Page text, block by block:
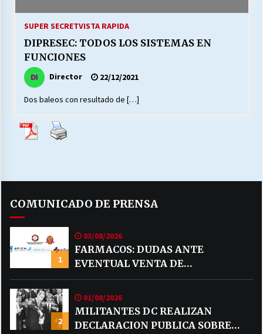
16/06/2026
MUNICIPALIDADES, HONORARIOS, DESPIDOS
30/04/2026
Chile y sus segmentos de la riqueza
06/04/2026
SUPER SECRETVISTA RAPIDA
DIPRESEC: TODOS LOS SISTEMAS EN
FUNCIONES
Director 22/12/2021
Dos baleos con resultado de […]
COMUNICADO DE PRENSA
1
03/08/2026
FARMACOS: DUDAS ANTE
EVENTUAL VENTA DE
MEDICAMENTOS POR MERCADO
LIBRE
2
01/08/2026
MILITANTES DC REALIZAN
DECLARACION PUBLICA SOBRE